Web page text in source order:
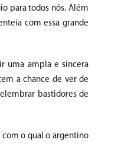
para todos nós. Além
com essa grande
uma ampla e sincera
a chance de ver de
bastidores de
o qual o argentino